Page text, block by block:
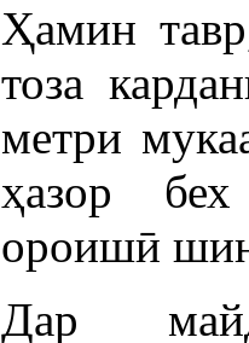
Ҳамин
тоза
метри
ҳазор
ороишӣ
Дар